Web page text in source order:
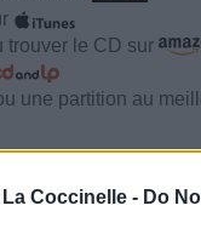
La Coccinelle - Do
trouver le CD sur
une partition au